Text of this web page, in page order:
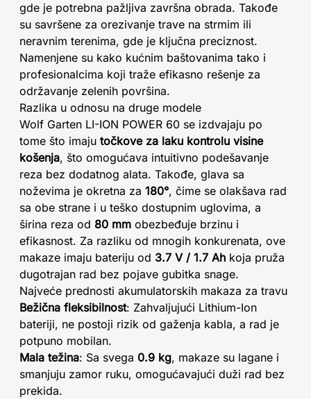
gde je potrebna pažljiva završna obrada. Takođe
su savršene za orezivanje trave na strmim ili
neravnim terenima, gde je ključna preciznost.
Namenjene su kako kućnim baštovanima tako i
profesionalcima koji traže efikasno rešenje za
održavanje zelenih površina.
Razlika u odnosu na druge modele
Wolf Garten LI-ION POWER 60 se izdvajaju po
tome što imaju točkove za laku kontrolu visine
košenja, što omogućava intuitivno podešavanje
reza bez dodatnog alata. Takođe, glava sa
noževima je okretna za 180°, čime se olakšava rad
sa obe strane i u teško dostupnim uglovima, a
širina reza od 80 mm obezbeđuje brzinu i
efikasnost. Za razliku od mnogih konkurenata, ove
makaze imaju bateriju od 3.7 V / 1.7 Ah koja pruža
dugotrajan rad bez pojave gubitka snage.
Najveće prednosti akumulatorskih makaza za travu
Bežična fleksibilnost: Zahvaljujući Lithium-Ion
bateriji, ne postoji rizik od gaženja kabla, a rad je
potpuno mobilan.
Mala težina: Sa svega 0.9 kg, makaze su lagane i
smanjuju zamor ruku, omogućavajući duži rad bez
prekida.